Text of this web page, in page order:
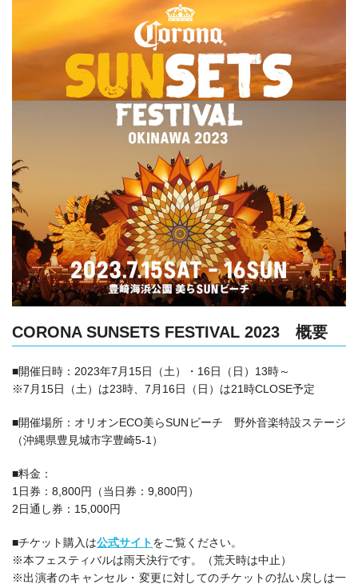
CORONA SUNSETS FESTIVAL 2023 概要
■開催日時： 2023年7月15日（土）・16日（日） 13時～
※7月15日（土）は23時、7月16日（日）は21時CLOSE予定
■開催場所： オリオンECO美らSUNビーチ 野外音楽特設ステージ
（沖縄県豊見城市字豊崎5-1）
■料金：
1日券：8,800円（当日券：9,800円）
2日通し券：15,000円
■チケット購入は公式サイトをご覧ください。
※本フェスティバルは雨天決行です。（荒天時は中止）
※出演者のキャンセル・変更に対してのチケットの払い戻しは一